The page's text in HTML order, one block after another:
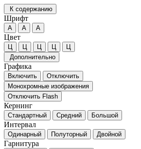
К содержанию
Шрифт
А А А
Цвет
Ц Ц Ц Ц
Ц
Дополнительно
Графика
Включить
Отключить
Монохромные изображения
Отключить Flash
Кернинг
Стандартный Средний Большой
Интервал
Одинарный Полуторный Двойной
Гарнитура